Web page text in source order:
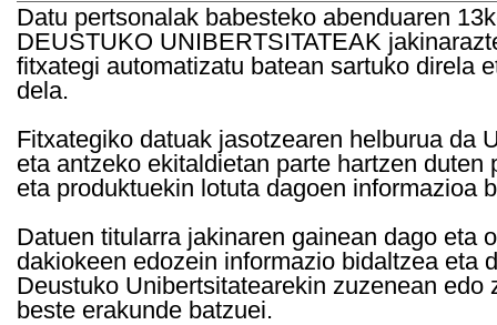
Datu pertsonalak babesteko abenduaren
DEUSTUKO UNIBERTSITATEAK
fitxategi automatizatu batean sartuko direla
dela.
Fitxategiko datuak jasotzearen helburua da
eta antzeko ekitaldietan parte hartzen
eta produktuekin lotuta dagoen informazioa
Datuen titularra jakinaren gainean dago eta
dakiokeen edozein informazio bidaltzea eta
Deustuko Unibertsitatearekin zuzenean
beste erakunde batzuei.